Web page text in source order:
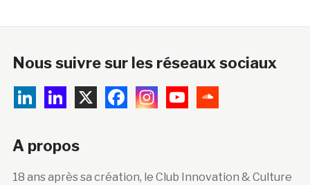
Nous suivre sur les réseaux sociaux
A propos
18 ans après sa création, le Club Innovation & Culture